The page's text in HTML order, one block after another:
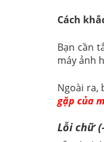
Cách
Bạn cần
máy ảnh
Ngoài ra,
gặp của
Lỗi chữ